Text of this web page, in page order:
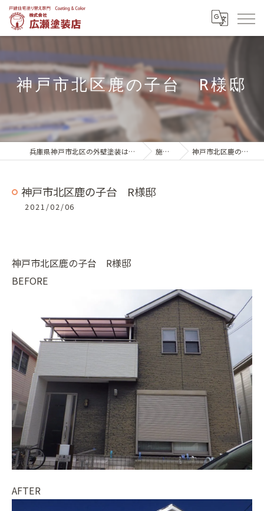
神戸市北区鹿の子台 R様邸
兵庫県神戸市北区の外壁塗装は株式会社広瀬塗装店 施工実績 神戸市北区鹿の子台 R様邸
神戸市北区鹿の子台 R様邸
2021/02/06
神戸市北区鹿の子台 R様邸
BEFORE
AFTER